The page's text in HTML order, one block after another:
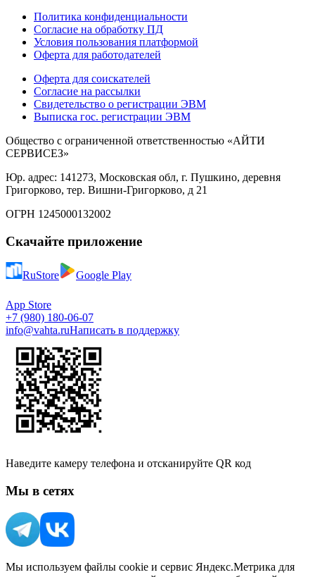
Политика конфиденциальности
Согласие на обработку ПД
Условия пользования платформой
Оферта для работодателей
Оферта для соискателей
Согласие на рассылки
Свидетельство о регистрации ЭВМ
Выписка гос. регистрации ЭВМ
Общество с ограниченной ответственностью «АЙТИ
СЕРВИСЕЗ»
Юр. адрес: 141273, Московская обл, г. Пушкино, деревня
Григорково, тер. Вишни-Григорково, д 21
ОГРН 1245000132002
Скачайте приложение
RuStore Google Play
App Store
+7 (980) 180-06-07
info@vahta.ruНаписать в поддержку
Наведите камеру телефона и отсканируйте QR код
Мы в сетях
Мы используем файлы cookie и сервис Яндекс.Метрика для